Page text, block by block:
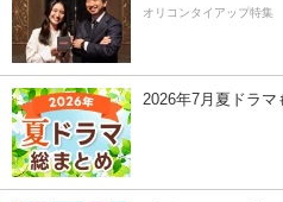
オリコンタイアップ特集
2026年7月夏ドラマ